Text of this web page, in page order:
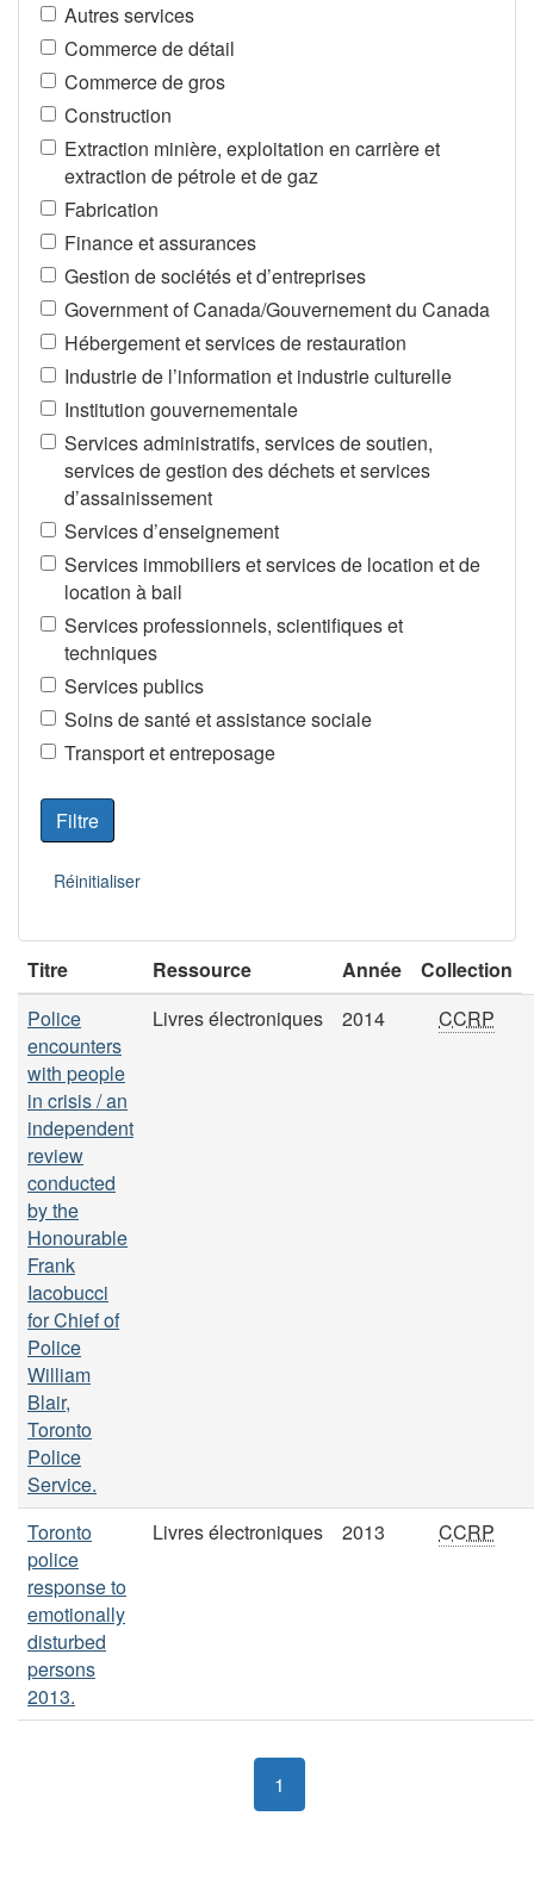
Autres services
Commerce de détail
Commerce de gros
Construction
Extraction minière, exploitation en carrière et
extraction de pétrole et de gaz
Fabrication
Finance et assurances
Gestion de sociétés et d’entreprises
Government of Canada/Gouvernement du Canada
Hébergement et services de restauration
Industrie de l’information et industrie culturelle
Institution gouvernementale
Services administratifs, services de soutien,
services de gestion des déchets et services
d’assainissement
Services d’enseignement
Services immobiliers et services de location et de
location à bail
Services professionnels, scientifiques et
techniques
Services publics
Soins de santé et assistance sociale
Transport et entreposage
Titre Ressource Année
Collection
Police
encounters
with people
in crisis / an
independent
review
conducted
by the
Honourable
Frank
Iacobucci
for Chief of
Police
William
Blair,
Toronto
Police
Service.
Livres électroniques 2014 CCRP
Toronto
police
response to
emotionally
disturbed
persons
2013.
Livres électroniques 2013 CCRP
1